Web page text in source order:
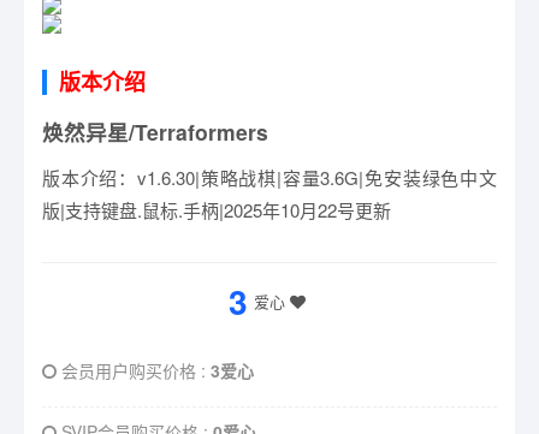
版本介绍
焕然异星/Terraformers
版本介绍：v1.6.30|策略战棋|容量3.6G|免安装绿色中文
版|支持键盘.鼠标.手柄|2025年10月22号更新
3 爱心
会员用户购买价格 : 3爱心